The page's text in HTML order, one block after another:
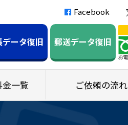
Facebook
データ復旧 郵送データ復旧
一覧 ご依頼の流れ